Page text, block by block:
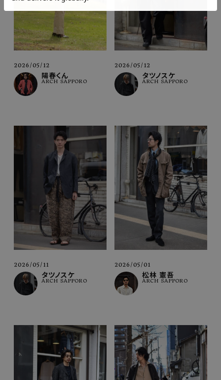
2026/05/12
陽春くん
ARCH SAPPORO
2026/05/12
タツノスケ
ARCH SAPPORO
2026/05/11
タツノスケ
ARCH SAPPORO
2026/05/01
松林 憲吾
ARCH SAPPORO